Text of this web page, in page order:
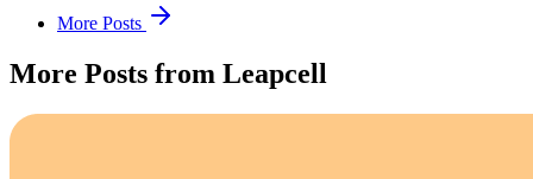
More Posts
More Posts from Leapcell